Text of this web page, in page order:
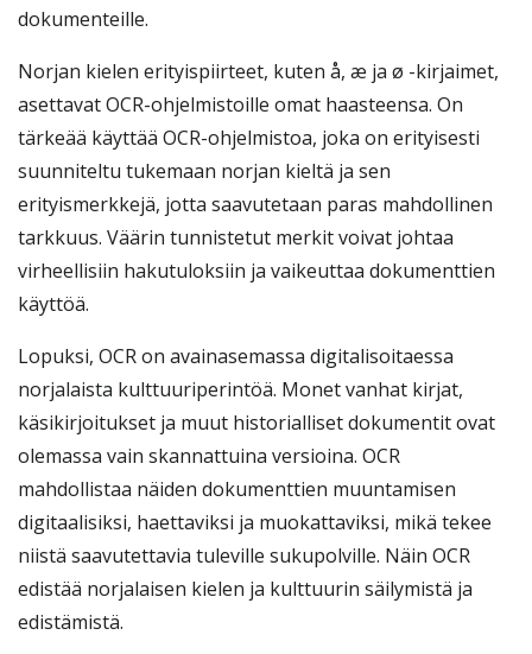
dokumenteille.
Norjan kielen erityispiirteet, kuten å, æ ja ø -kirjaimet,
asettavat OCR-ohjelmistoille omat haasteensa. On
tärkeää käyttää OCR-ohjelmistoa, joka on erityisesti
suunniteltu tukemaan norjan kieltä ja sen
erityismerkkejä, jotta saavutetaan paras mahdollinen
tarkkuus. Väärin tunnistetut merkit voivat johtaa
virheellisiin hakutuloksiin ja vaikeuttaa dokumenttien
käyttöä.
Lopuksi, OCR on avainasemassa digitalisoitaessa
norjalaista kulttuuriperintöä. Monet vanhat kirjat,
käsikirjoitukset ja muut historialliset dokumentit ovat
olemassa vain skannattuina versioina. OCR
mahdollistaa näiden dokumenttien muuntamisen
digitaalisiksi, haettaviksi ja muokattaviksi, mikä tekee
niistä saavutettavia tuleville sukupolville. Näin OCR
edistää norjalaisen kielen ja kulttuurin säilymistä ja
edistämistä.